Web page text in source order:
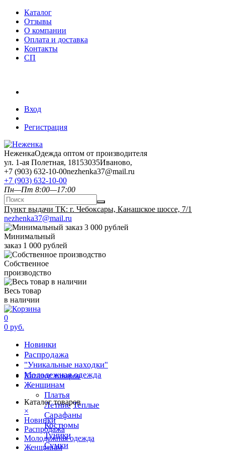
Каталог
Отзывы
О компании
Оплата и доставка
Контакты
СП
Вход
Регистрация
НеженкаОдежда оптом от производителя
ул. 1-ая Полетная, 18153035Иваново,
+7 (903) 632-10-00nezhenka37@mail.ru
+7 (903) 632-10-00
Пн—Пт 8:00—17:00
Пункт выдачи ТК: г. Чебоксары, Канашское шоссе, 7/1
nezhenka37@mail.ru
Минимальный
заказ 1 000 рублей
Собственное
производство
Весь товар
в наличии
0
0 руб.
Новинки
Распродажа
"Уникальные находки"
Молодежная одежда
Женщинам
Платья
Летние Теплые
Сарафаны
Костюмы
Туники
Сумки
Каталог товаров
Каталог товаров
×
Новинки
Распродажа
Молодежная одежда
Женщинам